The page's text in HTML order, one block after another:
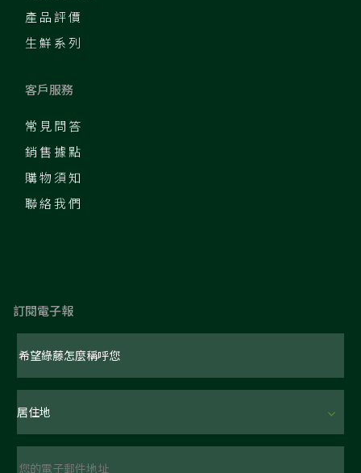
產品評價
生鮮系列
客戶服務
常見問答
銷售據點
購物須知
聯絡我們
訂閱電子報